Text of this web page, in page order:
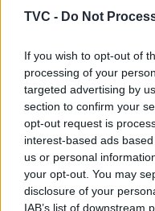
TVC - Do Not
If you wish to opt-out of
processing of your
targeted advertising by
section to confirm your
opt-out request is
interest-based ads
us or personal
your opt-out. You may
disclosure of your
IAB’s list of downstream
Município de
manutenção